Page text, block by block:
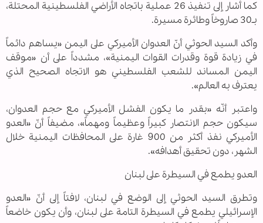
كما أشار إلى تنفيذ 26 عملية باتجاه الأراضي الفلسطينية المحتلة،
بـ30 صاروخاً وطائرة مسيرة.
وأكد السيد الحوثي أنّ العدوان الأميركي على اليمن «يساهم دائماً
في زيادة قوة وقدرات القوات اليمنية»، مشدداً على أن «موقف
اليمن المساند للشعب الفلسطيني هو الاتجاه الصحيح الذي
يعترف به العالم».
واعتبر أنّه «بقدر ما يكون الفشل الأميركي مع حجم العدوان،
سيكون حجم الانتصار كبيراً وعظيماً ومهماً»، مضيفاً أنّ «العدو
الأميركي نفذ أكثر من 900 غارة على المحافظات اليمنية خلال
الشهر، دون تحقيق أهدافه».
العدو يطمع في السيطرة على لبنان
وتطرق السيد الحوثي إلى الوضع في لبنان، لافتاً إلى أنّ «العدو
الإسرائيلي يطمع في السيطرة التامة على لبنان، وأن يكون خاضعاً